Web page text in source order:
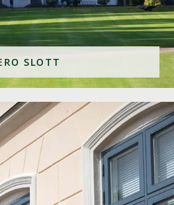
SLOTT